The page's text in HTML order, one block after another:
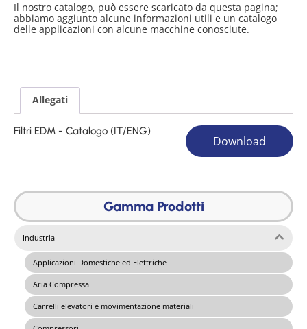
Gamma Prodotti
Industria
Applicazioni Domestiche ed Elettriche
Aria Compressa
Carrelli elevatori e movimentazione materiali
Il nostro catalogo, può essere scaricato da questa pagina;
abbiamo aggiunto alcune informazioni utili e un catalogo
delle applicazioni con alcune macchine conosciute.
Allegati
Filtri EDM - Catalogo (IT/ENG)
Download